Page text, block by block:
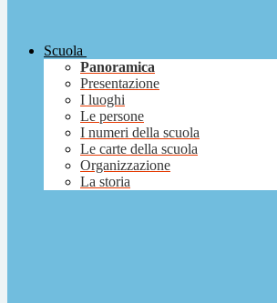
Scuola
Panoramica
Presentazione
I luoghi
Le persone
I numeri della scuola
Le carte della scuola
Organizzazione
La storia